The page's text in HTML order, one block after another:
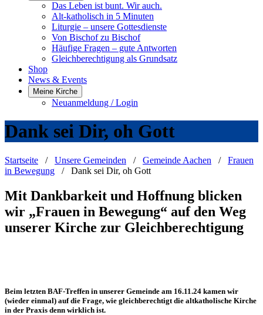
Das Leben ist bunt. Wir auch.
Alt-katholisch in 5 Minuten
Liturgie – unsere Gottesdienste
Von Bischof zu Bischof
Häufige Fragen – gute Antworten
Gleichberechtigung als Grundsatz
Shop
News & Events
Meine Kirche
Neuanmeldung / Login
Dank sei Dir, oh Gott
Startseite / Unsere Gemeinden / Gemeinde Aachen / Frauen
in Bewegung / Dank sei Dir, oh Gott
Mit Dankbarkeit und Hoffnung blicken
wir „Frauen in Bewegung“ auf den Weg
unserer Kirche zur Gleichberechtigung
Beim letzten BAF-Treffen in unserer Gemeinde am 16.11.24 kamen wir
(wieder einmal) auf die Frage, wie gleichberechtigt die altkatholische Kirche
in der Praxis denn wirklich ist.